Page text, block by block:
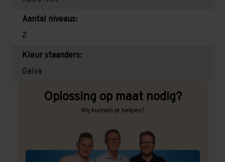
Aantal niveaus:
2
Kleur staanders:
Galva
Oplossing op maat nodig?
Wij kunnen je helpen!